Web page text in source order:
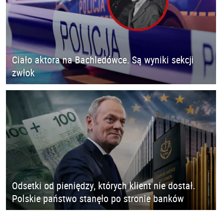
Ciało aktora na Bachledówce. Są wyniki sekcji
zwłok
Odsetki od pieniędzy, których klient nie dostał.
Polskie państwo stanęło po stronie banków